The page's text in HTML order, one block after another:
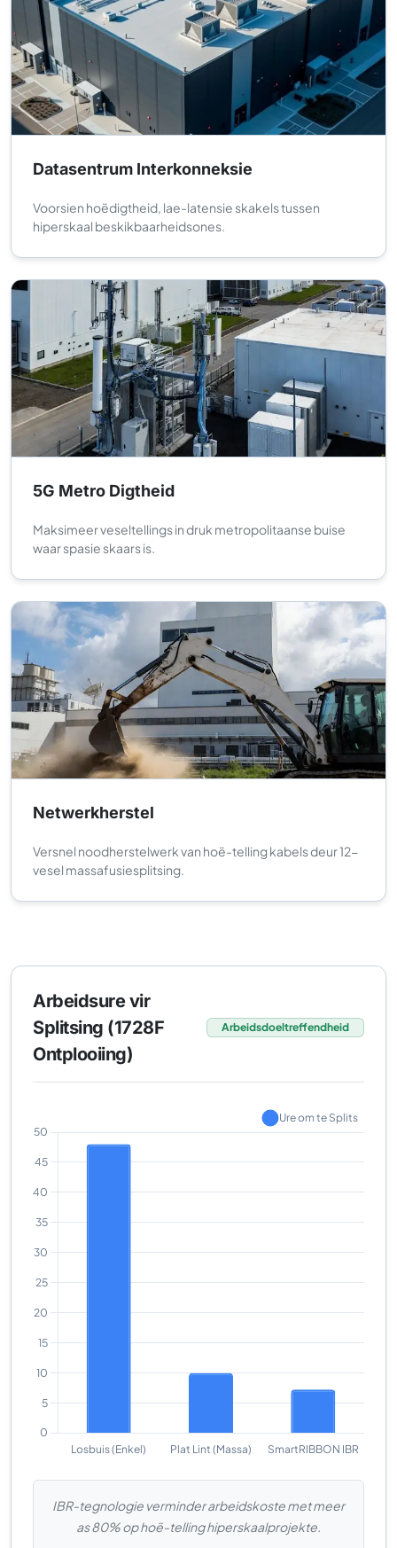
Datasentrum Interkonneksie
Voorsien hoëdigtheid, lae-latensie skakels tussen
hiperskaal beskikbaarheidsones.
5G Metro Digtheid
Maksimeer veseltellings in druk metropolitaanse buise
waar spasie skaars is.
Netwerkherstel
Versnel noodherstelwerk van hoë-telling kabels deur 12-
vesel massafusiesplitsing.
Arbeidsure vir
Splitsing (1728F
Ontplooiing)
Arbeidsdoeltreffendheid
IBR-tegnologie verminder arbeidskoste met meer
as 80% op hoë-telling hiperskaalprojekte.